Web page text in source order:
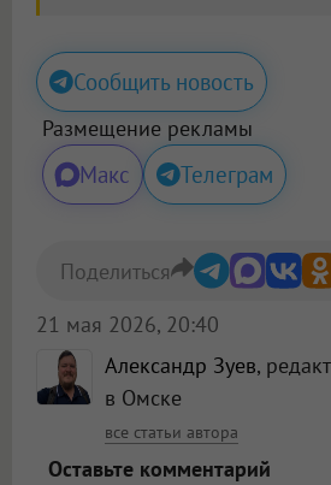
Сообщить новость
Размещение рекламы
Макс Телеграм
Александр Зуев,
в Омске
все статьи автора
21 мая 2026, 20:40
Поделиться
Оставьте комментарий